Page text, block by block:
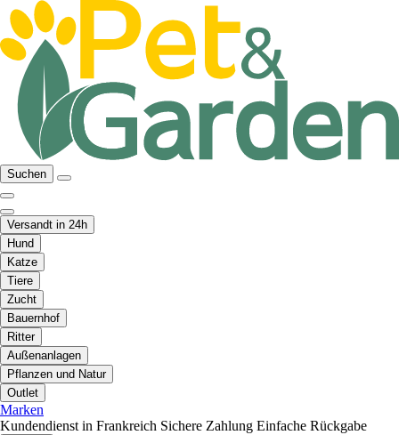
Suchen
Versandt in 24h
Hund
Katze
Tiere
Zucht
Bauernhof
Ritter
Außenanlagen
Pflanzen und Natur
Outlet
Marken
Kundendienst in Frankreich Sichere Zahlung Einfache Rückgabe